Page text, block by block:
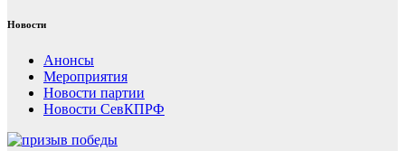
Новости
Анонсы
Мероприятия
Новости партии
Новости СевКПРФ